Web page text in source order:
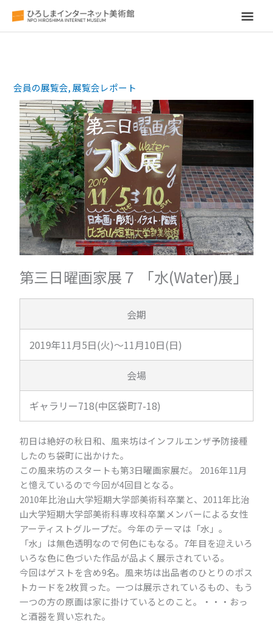
メ
メ
ニ
ュ
ー
会員の展覧会,展覧会レポート
第三日曜画家展７ 「水(Water)展」
会期
2019年11月5日(火)～11月10日(日)
会場
ギャラリー718(中区袋町7-18)
初日は絶好の秋日和、風来坊はインフルエンザ予防接種
したのち袋町に出かけた｡
この風来坊のスタートも第3日曜画家展だ。 2016年11月
と憶えているので今回が4回目となる。
2010年比治山大学短期大学部美術科卒業と、2011年比治
山大学短期大学部美術科専攻科卒業メンバーによる女性
アーティストグループだ。今年のテーマは「水」。
「水」は無色透明なので何色にもなる。7年目を迎えいろ
いろな色に色づいた作品が品よく展示されている。
今回はゲストを含め9名。風来坊は出品者のひとりのポス
トカードを2枚買った。一つは展示されているもの、もう
一つの方の原画は家に掛けているとのこと。・・・おっ
と酒器を買い忘れた。